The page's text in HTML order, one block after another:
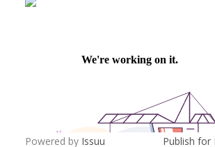
Powered by Issuu Publish for